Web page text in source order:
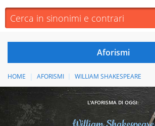
HOME AFORISMI WILLIAM SHAKESPEARE
L'AFORISMA DI OGGI: